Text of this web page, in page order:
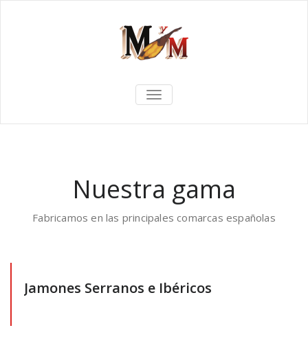
TOGGLE
Nuestra gama
Fabricamos en las principales comarcas españolas
Jamones Serranos e Ibéricos